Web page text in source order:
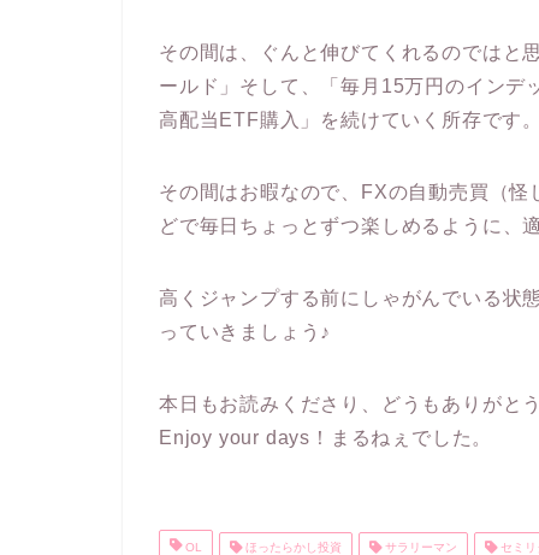
その間は、ぐんと伸びてくれるのではと
ールド」そして、「毎月15万円のインデ
高配当ETF購入」を続けていく所存です
その間はお暇なので、FXの自動売買（
どで毎日ちょっとずつ楽しめるように、
高くジャンプする前にしゃがんでいる状
っていきましょう♪
本日もお読みくださり、どうもありがと
Enjoy your days！まるねぇでした。
OL ほったらかし投資 サラリーマン セミリ